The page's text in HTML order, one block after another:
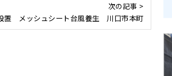
次の記事 >
置 メッシュシート台風養生 川口市本町